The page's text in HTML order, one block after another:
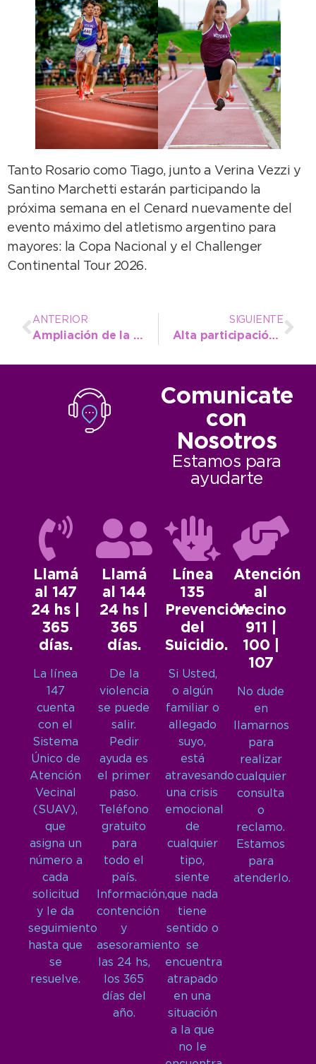
Tanto Rosario como Tiago, junto a Verina Vezzi y
Santino Marchetti estarán participando la
próxima semana en el Cenard nuevamente del
evento máximo del atletismo argentino para
mayores: la Copa Nacional y el Challenger
Continental Tour 2026.
ANTERIOR
Ampliación de la red cloacal en respuesta a un pedido vecinal
SIGUIENTE
Alta participación vecinal en el Barrio 9 de Julio para una nueva jornada de castración masiva
Comunicate
con
Nosotros
Estamos para
ayudarte
Llamá
al 147
24 hs |
365
días.
La línea
147
cuenta
con el
Sistema
Único de
Atención
Vecinal
(SUAV),
que
asigna un
número a
cada
solicitud
y le da
seguimiento
hasta que
se
resuelve.
Llamá
al 144
24 hs |
365
días.
De la
violencia
se puede
salir.
Pedir
ayuda es
el primer
paso.
Teléfono
gratuito
para
todo el
país.
Información,
contención
y
asesoramiento
las 24 hs,
los 365
días del
año.
Línea
135
Prevención
del
Suicidio.
Si Usted,
o algún
familiar o
allegado
suyo,
está
atravesando
una crisis
emocional
de
cualquier
tipo,
siente
que nada
tiene
sentido o
se
encuentra
atrapado
en una
situación
a la que
no le
Atención
al
Vecino
911 |
100 |
107
No dude
en
llamarnos
para
realizar
cualquier
consulta
o
reclamo.
Estamos
para
atenderlo.